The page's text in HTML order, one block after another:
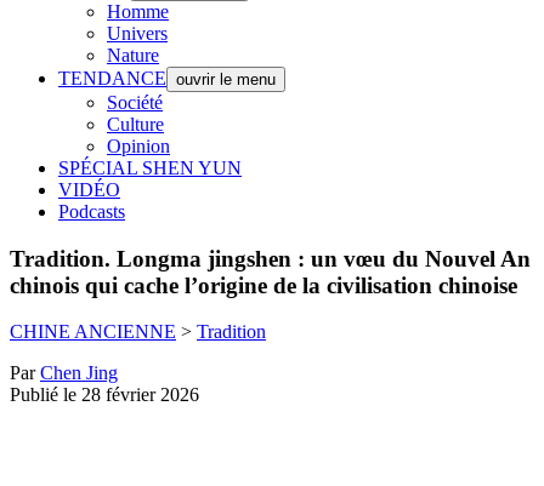
Homme
Univers
Nature
TENDANCE ouvrir le menu
Société
Culture
Opinion
SPÉCIAL SHEN YUN
VIDÉO
Podcasts
Tradition. Longma jingshen : un vœu du Nouvel An
chinois qui cache l’origine de la civilisation chinoise
CHINE ANCIENNE > Tradition
ParChen Jing
Publié le 28 février 2026